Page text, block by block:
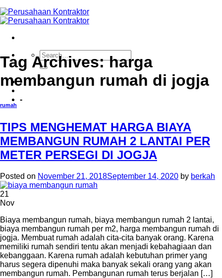
-
-
Tag Archives:harga
membangun rumah di jogja
rumah
TIPS MENGHEMAT HARGA BIAYA
MEMBANGUN RUMAH 2 LANTAI PER
METER PERSEGI DI JOGJA
Posted on November 21, 2018September 14, 2020 by berkah
21
Nov
Biaya membangun rumah, biaya membangun rumah 2 lantai,
biaya membangun rumah per m2, harga membangun rumah di
jogja. Membuat rumah adalah cita-cita banyak orang. Karena
memiliki rumah sendiri tentu akan menjadi kebahagiaan dan
kebanggaan. Karena rumah adalah kebutuhan primer yang
harus segera dipenuhi maka banyak sekali orang yang akan
membangun rumah. Pembangunan rumah terus berjalan […]